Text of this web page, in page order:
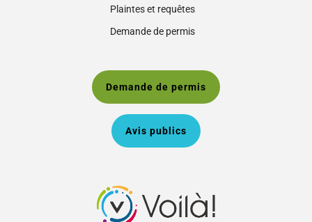
Plaintes et requêtes
Demande de permis
Demande de permis
Avis publics